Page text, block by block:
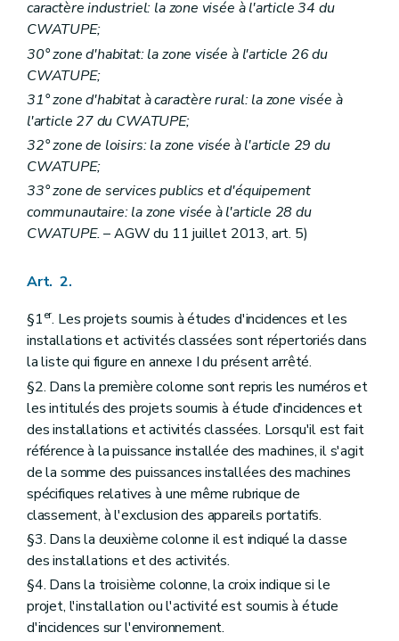
caractère industriel: la zone visée à l'article 34 du
CWATUPE;
30° zone d'habitat: la zone visée à l'article 26 du
CWATUPE;
31° zone d'habitat à caractère rural: la zone visée à
l'article 27 du CWATUPE;
32° zone de loisirs: la zone visée à l'article 29 du
CWATUPE;
33° zone de services publics et d'équipement
communautaire: la zone visée à l'article 28 du
CWATUPE.– AGW du 11 juillet 2013, art. 5)
Art. 2.
§1er. Les projets soumis à études d'incidences et les
installations et activités classées sont répertoriés dans
la liste qui figure en annexe I du présent arrêté.
§2. Dans la première colonne sont repris les numéros et
les intitulés des projets soumis à étude d'incidences et
des installations et activités classées. Lorsqu'il est fait
référence à la puissance installée des machines, il s'agit
de la somme des puissances installées des machines
spécifiques relatives à une même rubrique de
classement, à l'exclusion des appareils portatifs.
§3. Dans la deuxième colonne il est indiqué la classe
des installations et des activités.
§4. Dans la troisième colonne, la croix indique si le
projet, l'installation ou l'activité est soumis à étude
d'incidences sur l'environnement.